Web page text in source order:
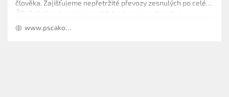
člověka. Zajišťujeme nepřetržité převozy zesnulých po celé
ČR. Zajistíme kompletní pohřeb a kremace dle přání
pozůstalých.
www.pscakovice.cz